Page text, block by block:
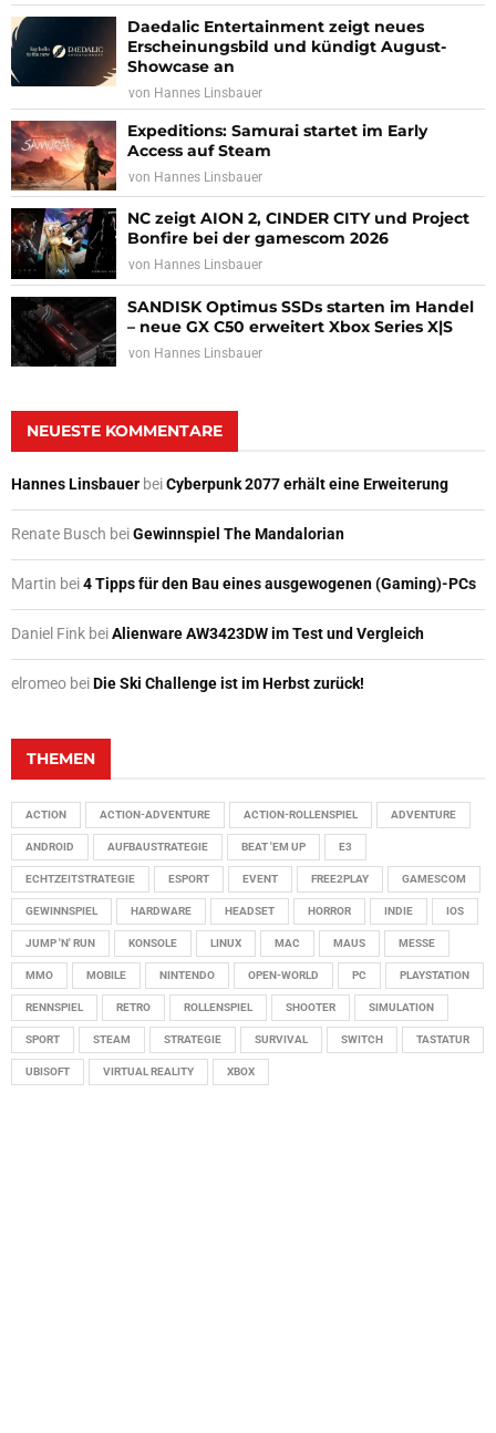
Daedalic Entertainment zeigt neues
Erscheinungsbild und kündigt August-
Showcase an
von Hannes Linsbauer
Expeditions: Samurai startet im Early
Access auf Steam
von Hannes Linsbauer
NC zeigt AION 2, CINDER CITY und Project
Bonfire bei der gamescom 2026
von Hannes Linsbauer
SANDISK Optimus SSDs starten im Handel
– neue GX C50 erweitert Xbox Series X|S
von Hannes Linsbauer
NEUESTE KOMMENTARE
Hannes Linsbauer beiCyberpunk 2077 erhält eine Erweiterung
Renate Busch beiGewinnspiel The Mandalorian
Martin bei4 Tipps für den Bau eines ausgewogenen (Gaming)-PCs
Daniel Fink beiAlienware AW3423DW im Test und Vergleich
elromeo beiDie Ski Challenge ist im Herbst zurück!
THEMEN
ACTION ACTION-ADVENTURE ACTION-ROLLENSPIEL ADVENTURE
ANDROID AUFBAUSTRATEGIE BEAT 'EM UP E3
ECHTZEITSTRATEGIE ESPORT EVENT FREE2PLAY GAMESCOM
GEWINNSPIEL HARDWARE HEADSET HORROR INDIE IOS
JUMP 'N' RUN KONSOLE LINUX MAC MAUS MESSE
MMO MOBILE NINTENDO OPEN-WORLD PC PLAYSTATION
RENNSPIEL RETRO ROLLENSPIEL SHOOTER SIMULATION
SPORT STEAM STRATEGIE SURVIVAL SWITCH TASTATUR
UBISOFT VIRTUAL REALITY XBOX